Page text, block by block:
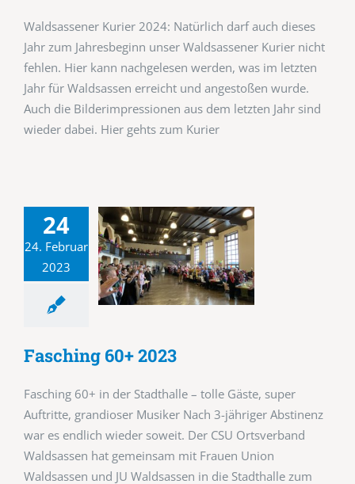
Waldsassener Kurier 2024: Natürlich darf auch dieses
Jahr zum Jahresbeginn unser Waldsassener Kurier nicht
fehlen. Hier kann nachgelesen werden, was im letzten
Jahr für Waldsassen erreicht und angestoßen wurde.
Auch die Bilderimpressionen aus dem letzten Jahr sind
wieder dabei. Hier gehts zum Kurier
24
24. Februar
2023
Fasching 60+ 2023
Fasching 60+ in der Stadthalle – tolle Gäste, super
Auftritte, grandioser Musiker Nach 3-jähriger Abstinenz
war es endlich wieder soweit. Der CSU Ortsverband
Waldsassen hat gemeinsam mit Frauen Union
Waldsassen und JU Waldsassen in die Stadthalle zum